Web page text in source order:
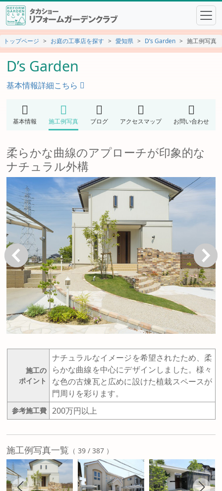
トップページ お庭の工事店を探す 愛知県 D’s Garden 施工例写真
D’s Garden
基本情報詳細こちら
基本情報 施工例写真 ブログ アクセスマップ お問い合わせ
柔らかな曲線のアプローチが印象的な
ナチュラル外構
戻る 次へ
施工の
ポイント
ナチュラルなイメージを希望されたため、柔
らかな曲線を中心にデザインしました。様々
な色の古煉瓦と広めに設けた植栽スペースが
門周りを彩ります。
参考施工費 200万円以上
施工例写真一覧 （ 39 / 387 ）